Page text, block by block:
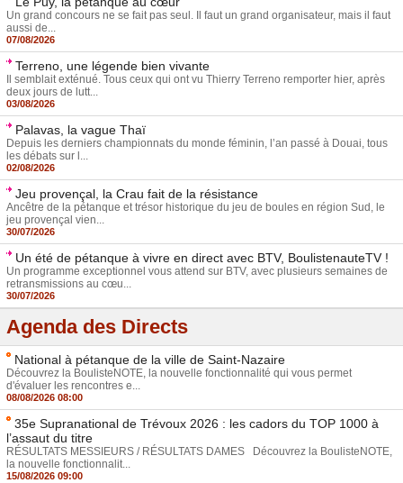
Un grand concours ne se fait pas seul. Il faut un grand organisateur, mais il faut
aussi de...
07/08/2026
Terreno, une légende bien vivante
Il semblait exténué. Tous ceux qui ont vu Thierry Terreno remporter hier, après
deux jours de lutt...
03/08/2026
Palavas, la vague Thaï
Depuis les derniers championnats du monde féminin, l’an passé à Douai, tous
les débats sur l...
02/08/2026
Jeu provençal, la Crau fait de la résistance
Ancêtre de la pétanque et trésor historique du jeu de boules en région Sud, le
jeu provençal vien...
30/07/2026
Un été de pétanque à vivre en direct avec BTV, BoulistenauteTV !
Un programme exceptionnel vous attend sur BTV, avec plusieurs semaines de
retransmissions au cœu...
30/07/2026
Agenda des Directs
National à pétanque de la ville de Saint-Nazaire
Découvrez la BoulisteNOTE, la nouvelle fonctionnalité qui vous permet
d'évaluer les rencontres e...
08/08/2026 08:00
35e Supranational de Trévoux 2026 : les cadors du TOP 1000 à
l’assaut du titre
RÉSULTATS MESSIEURS / RÉSULTATS DAMES Découvrez la BoulisteNOTE,
la nouvelle fonctionnalit...
15/08/2026 09:00